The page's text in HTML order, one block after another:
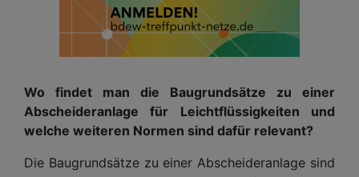
Wo findet man die Baugrundsätze zu einer
Abscheideranlage für Leichtflüssigkeiten und
welche weiteren Normen sind dafür relevant?
Die Baugrundsätze zu einer Abscheideranlage sind